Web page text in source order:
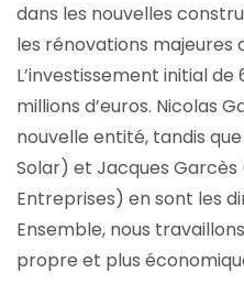
dans les nouvelles
les rénovations majeures
L’investissement initial de
millions d’euros. Nicolas
nouvelle entité, tandis
Solar) et Jacques
Entreprises) en sont les
Ensemble, nous
propre et plus